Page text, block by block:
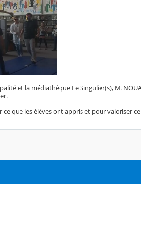
et la médiathèque Le Singulier(s), M.
que les élèves ont appris et pour valoriser